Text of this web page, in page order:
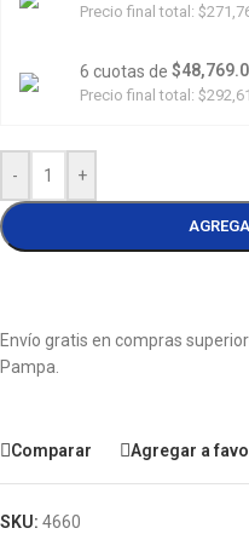
Precio final total:
6 cuotas de
Precio final total:
- +
Envío gratis en compras
Pampa.
Comparar Agregar a
SKU: 4660